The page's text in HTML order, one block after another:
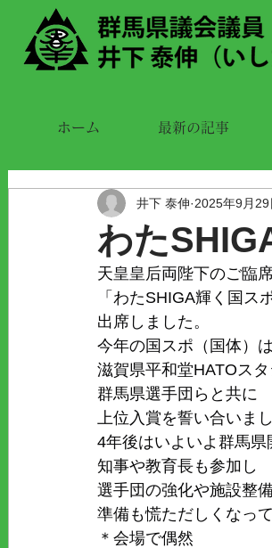
ホーム 最新の記事
わた
井下 泰伸 2025年9月29
天皇皇后両陛下のご臨
「わたSHIGA輝く国ス
出席しました。
今年の国スポ（国体）は
滋賀県平和堂HATOスタ
群馬県選手団らと共に
上位入賞を誓い合いまし
4年後はいよいよ群馬県
知事や教育長も参加し
選手団の強化や施設整
準備も慌ただしくなっ
＊会場で偶然